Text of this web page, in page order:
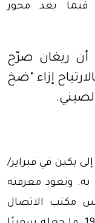
فيما بعد محور
أن ريغان صرّح
إزاء "ضخ
بكين في فبراير/
به. وتعود معرفته
مكتب الاتصال